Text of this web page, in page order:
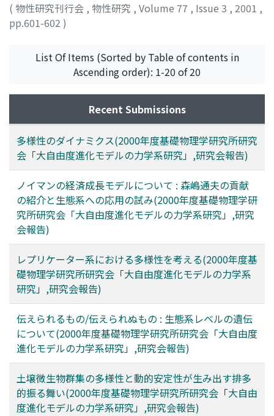
( 物性研究刊行会 , 物性研究 , Volume 77 , Issue 3 , 2001 ,
pp.601-602 )
List Of Items (Sorted by Table of contents in
Ascending order): 1-20 of 20
Recent Submissions
多様性のダイナミクス(2000年度基礎物理学研究所研究
会「大自由度進化モデルの力学系研究」,研究会報告)
ノイマンの経済成長モデルについて : 森嶋通夫の貢献
の紹介と生態系への応用の試み(2000年度基礎物理学研
究所研究会「大自由度進化モデルの力学系研究」,研究
会報告)
レプリケーター系における多様性を考える(2000年度基
礎物理学研究所研究会「大自由度進化モデルの力学系
研究」,研究会報告)
伝えられるもの/伝えられぬもの : 生態系レベルの遺伝
について(2000年度基礎物理学研究所研究会「大自由度
進化モデルの力学系研究」,研究会報告)
土壌微生物群集の多様性と動的安定性が生み出す排多
的振る舞い(2000年度基礎物理学研究所研究会「大自由
度進化モデルの力学系研究」,研究会報告)